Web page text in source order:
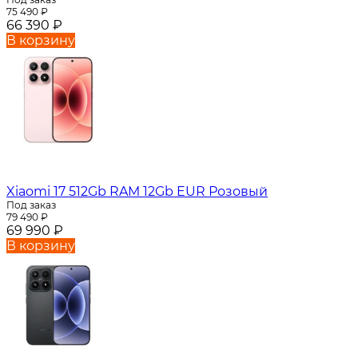
75 490 ₽
66 390 ₽
В корзину
Xiaomi 17 512Gb RAM 12Gb EUR Розовый
Под заказ
79 490 ₽
69 990 ₽
В корзину